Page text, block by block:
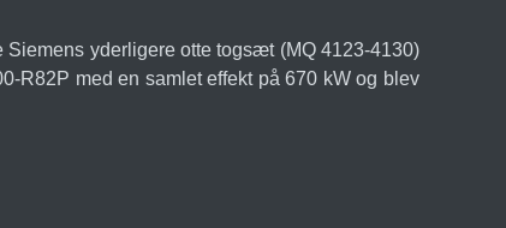
yderligere otte togsæt (MQ 4123-4130)
R82P med en samlet effekt på 670 kW og blev